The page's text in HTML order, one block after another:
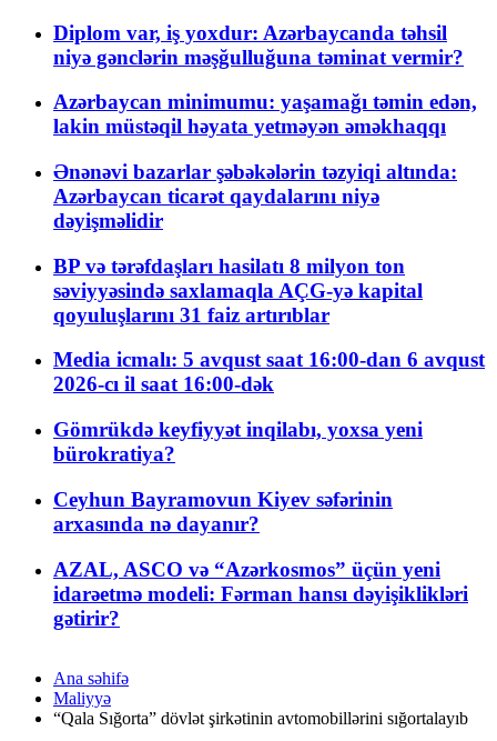
Diplom var, iş yoxdur: Azərbaycanda təhsil
niyə gənclərin məşğulluğuna təminat vermir?
Azərbaycan minimumu: yaşamağı təmin edən,
lakin müstəqil həyata yetməyən əməkhaqqı
Ənənəvi bazarlar şəbəkələrin təzyiqi altında:
Azərbaycan ticarət qaydalarını niyə
dəyişməlidir
BP və tərəfdaşları hasilatı 8 milyon ton
səviyyəsində saxlamaqla AÇG-yə kapital
qoyuluşlarını 31 faiz artırıblar
Media icmalı: 5 avqust saat 16:00-dan 6 avqust
2026-cı il saat 16:00-dək
Gömrükdə keyfiyyət inqilabı, yoxsa yeni
bürokratiya?
Ceyhun Bayramovun Kiyev səfərinin
arxasında nə dayanır?
AZAL, ASCO və “Azərkosmos” üçün yeni
idarəetmə modeli: Fərman hansı dəyişiklikləri
gətirir?
Ana səhifə
Maliyyə
“Qala Sığorta” dövlət şirkətinin avtomobillərini sığortalayıb